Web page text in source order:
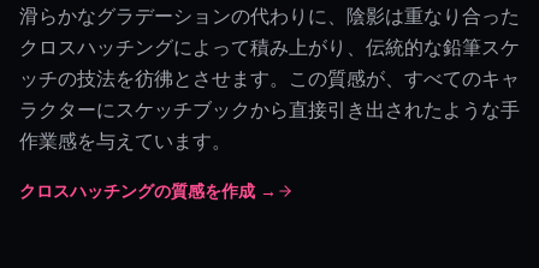
滑らかなグラデーションの代わりに、陰影は重なり合った
クロスハッチングによって積み上がり、伝統的な鉛筆スケ
ッチの技法を彷彿とさせます。この質感が、すべてのキャ
ラクターにスケッチブックから直接引き出されたような手
作業感を与えています。
クロスハッチングの質感を作成 →